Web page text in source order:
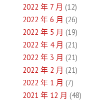
2022 年 7 月 (12)
2022 年 6 月 (26)
2022 年 5 月 (19)
2022 年 4 月 (21)
2022 年 3 月 (21)
2022 年 2 月 (21)
2022 年 1 月 (7)
2021 年 12 月 (48)